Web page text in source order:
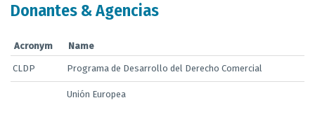
Donantes & Agencias
Acronym Name
CLDP Programa de Desarrollo del Derecho Comercial
Unión Europea